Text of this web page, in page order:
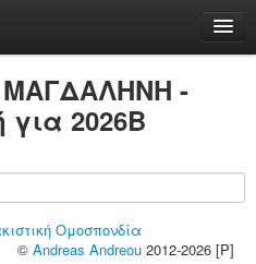
ΜΑΓΔΑΛΗΝΗ -
2026B
Ομοσπονδία
© Andreas Andreou 2012-2026 [P]